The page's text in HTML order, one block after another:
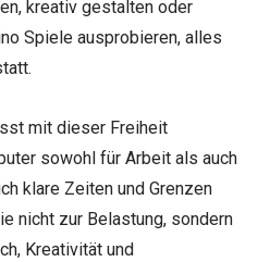
kreativ gestalten oder
Spiele ausprobieren, alles
mit dieser Freiheit
sowohl für Arbeit als auch
klare Zeiten und Grenzen
nicht zur Belastung, sondern
Kreativität und